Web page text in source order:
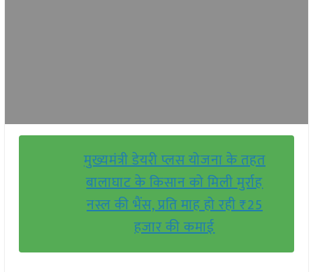
मुख्यमंत्री डेयरी प्लस योजना के तहत
बालाघाट के किसान को मिली मुर्राह
नस्ल की भैंस, प्रति माह हो रही ₹25
हजार की कमाई